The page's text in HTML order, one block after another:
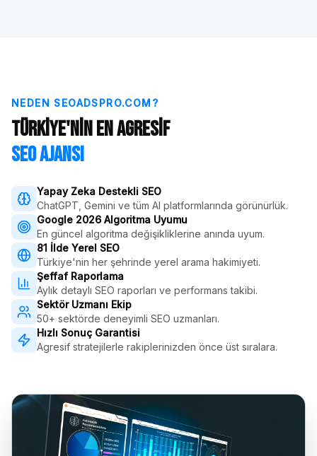
NEDEN SEOADSPRO.COM?
Türkiye'nin En Agresif
SEO Ajansı
Yapay Zeka Destekli SEO
ChatGPT, Gemini ve tüm AI platformlarında görünürlük.
Google 2026 Algoritma Uyumu
En güncel algoritma değişikliklerine anında uyum.
81 İlde Yerel SEO
Türkiye'nin her şehrinde yerel arama hakimiyeti.
Şeffaf Raporlama
Aylık detaylı SEO raporları ve performans takibi.
Sektör Uzmanı Ekip
50+ sektörde deneyimli SEO uzmanları.
Hızlı Sonuç Garantisi
Agresif stratejilerle rakiplerinizden önce üst sıralara.